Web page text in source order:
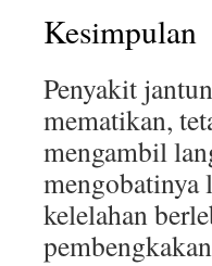
Kesimpulan
Penyakit
mematikan,
mengambil
mengobatinya
kelelahan